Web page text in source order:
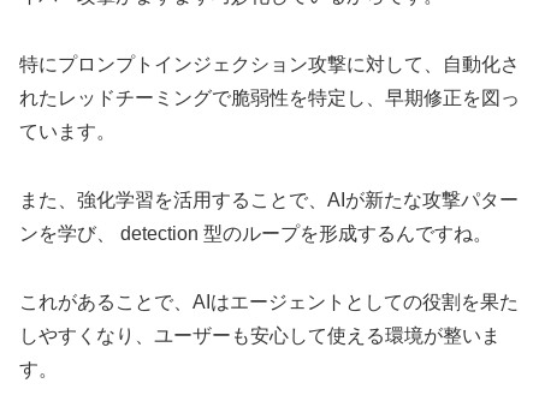
特にプロンプトインジェクション攻撃に対して、自動化さ
れたレッドチーミングで脆弱性を特定し、早期修正を図っ
ています。
また、強化学習を活用することで、AIが新たな攻撃パター
ンを学び、 detection 型のループを形成するんですね。
これがあることで、AIはエージェントとしての役割を果た
しやすくなり、ユーザーも安心して使える環境が整いま
す。